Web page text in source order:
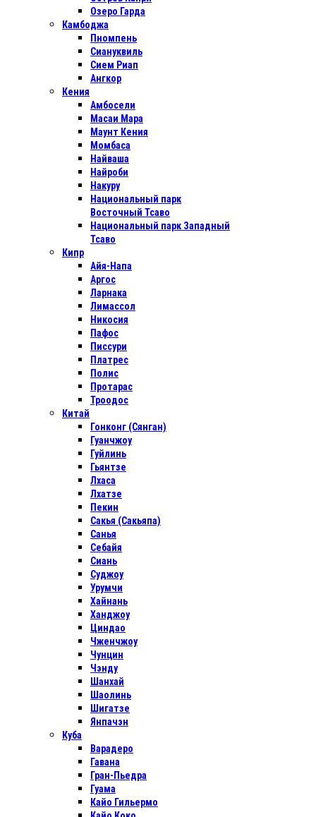
Озеро Гарда
Камбоджа
Пномпень
Сиануквиль
Сием Риап
Ангкор
Кения
Амбосели
Масаи Мара
Маунт Кения
Момбаса
Найваша
Найроби
Накуру
Национальный парк
Восточный Тсаво
Национальный парк Западный
Тсаво
Кипр
Айя-Напа
Аргос
Ларнака
Лимассол
Никосия
Пафос
Писсури
Платрес
Полис
Протарас
Троодос
Китай
Гонконг (Сянган)
Гуанчжоу
Гуйлинь
Гьянтзе
Лхаса
Лхатзе
Пекин
Сакья (Сакьяпа)
Санья
Себайя
Сиань
Суджоу
Урумчи
Хайнань
Ханджоу
Циндао
Чженчжоу
Чунцин
Чэнду
Шанхай
Шаолинь
Шигатзе
Янпачэн
Куба
Варадеро
Гавана
Гран-Пьедра
Гуама
Кайо Гильермо